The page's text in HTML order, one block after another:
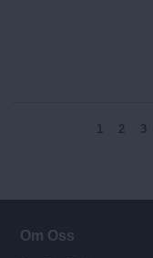
o
r
1 2 3
Om Oss